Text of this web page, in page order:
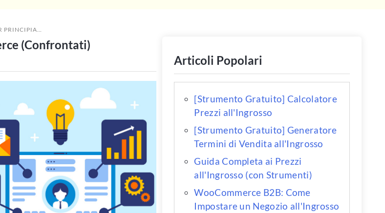
(Confrontati)
Articoli Popolari
[Strumento Gratuito] Calcolatore
Prezzi all'Ingrosso
[Strumento Gratuito] Generatore
Termini di Vendita all'Ingrosso
Guida Completa ai Prezzi
all'Ingrosso (con Strumenti)
WooCommerce B2B: Come
Impostare un Negozio all'Ingrosso